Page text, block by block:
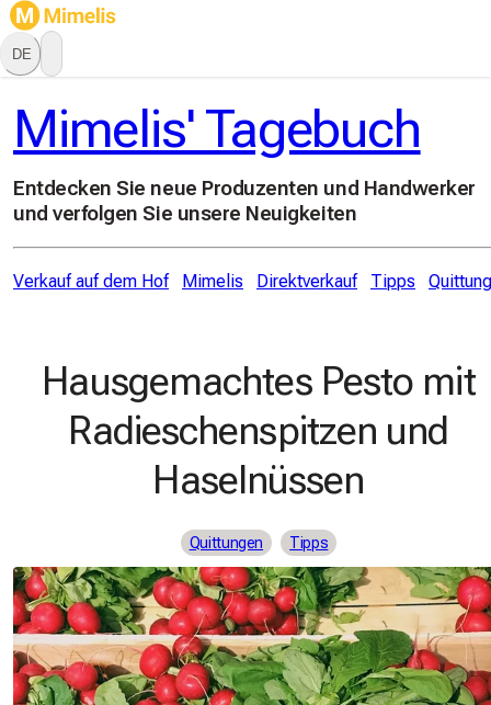
DE
Mimelis' Tagebuch
Entdecken Sie neue Produzenten und Handwerker
und verfolgen Sie unsere Neuigkeiten
Verkauf auf dem Hof Mimelis Direktverkauf Tipps
Hausgemachtes Pesto mit
Radieschenspitzen und
Haselnüssen
Quittungen Tipps